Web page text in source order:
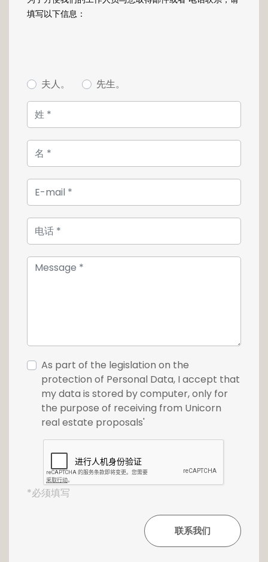
Luxembourgeois en toute quiétude.
Une cave complète ce bien et il vous est
possible d'acquérir un parking pour un
montant de 50 000€.
Cet appartement proche de toutes les
commodités, se situe à 5 minutes du centre
commercial de Kirchberg, non loin du centre-
ville de Luxembourg et de l'axe autoroutier. Un
coup de cœur assuré !
Pour plus d'informations ou pour effectuer
agence au +352 26 54 17 17
填写以下信息：
夫人。 先生。
As part of the legislation on the
protection of Personal Data, I accept that
my data is stored by computer, only for
the purpose of receiving from Unicorn
real estate proposals'
*必须填写